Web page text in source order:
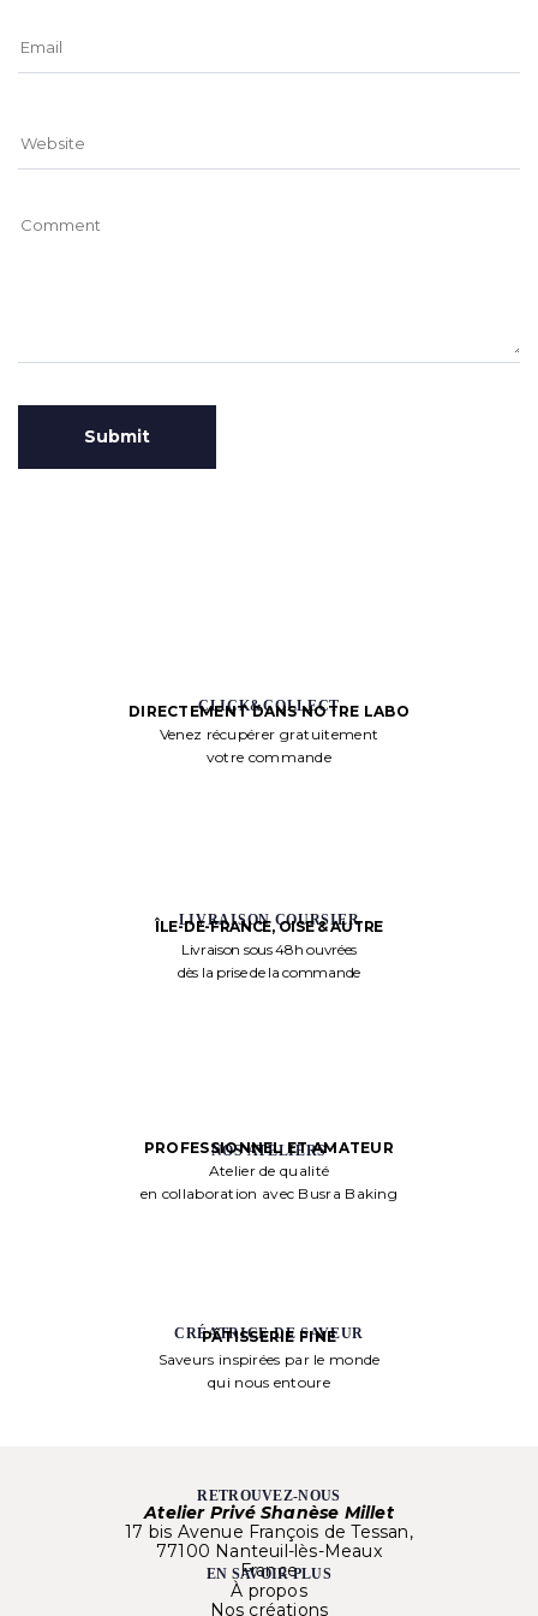
CLICK&COLLECT
DIRECTEMENT DANS NOTRE LABO
Venez récupérer gratuitement
votre commande
LIVRAISON COURSIER
ÎLE-DE-FRANCE, OISE & AUTRE
Livraison sous 48h ouvrées
dès la prise de la commande
NOS ATELIERS
PROFESSIONNEL ET AMATEUR
Atelier de qualité
en collaboration avec Busra Baking
CRÉATRICE DE SAVEUR
PÂTISSERIE FINE
Saveurs inspirées par le monde
qui nous entoure
RETROUVEZ-NOUS
Atelier Privé Shanèse Millet
17 bis Avenue François de Tessan,
77100 Nanteuil-lès-Meaux
France
EN SAVOIR PLUS
À propos
Nos créations